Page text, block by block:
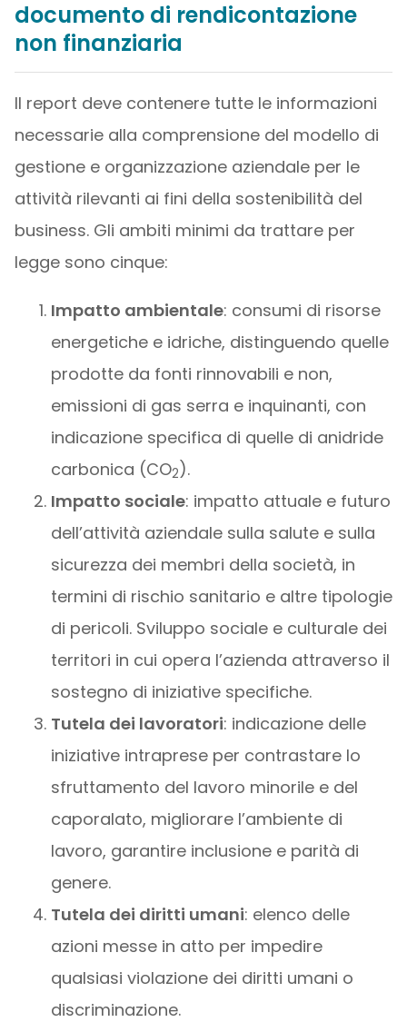
documento di rendicontazione
non finanziaria
Il report deve contenere tutte le informazioni
necessarie alla comprensione del modello di
gestione e organizzazione aziendale per le
attività rilevanti ai fini della sostenibilità del
business. Gli ambiti minimi da trattare per
legge sono cinque:
Impatto ambientale: consumi di risorse
energetiche e idriche, distinguendo quelle
prodotte da fonti rinnovabili e non,
emissioni di gas serra e inquinanti, con
indicazione specifica di quelle di anidride
carbonica (CO2).
Impatto sociale: impatto attuale e futuro
dell’attività aziendale sulla salute e sulla
sicurezza dei membri della società, in
termini di rischio sanitario e altre tipologie
di pericoli. Sviluppo sociale e culturale dei
territori in cui opera l’azienda attraverso il
sostegno di iniziative specifiche.
Tutela dei lavoratori: indicazione delle
iniziative intraprese per contrastare lo
sfruttamento del lavoro minorile e del
caporalato, migliorare l’ambiente di
lavoro, garantire inclusione e parità di
genere.
Tutela dei diritti umani: elenco delle
azioni messe in atto per impedire
qualsiasi violazione dei diritti umani o
discriminazione.